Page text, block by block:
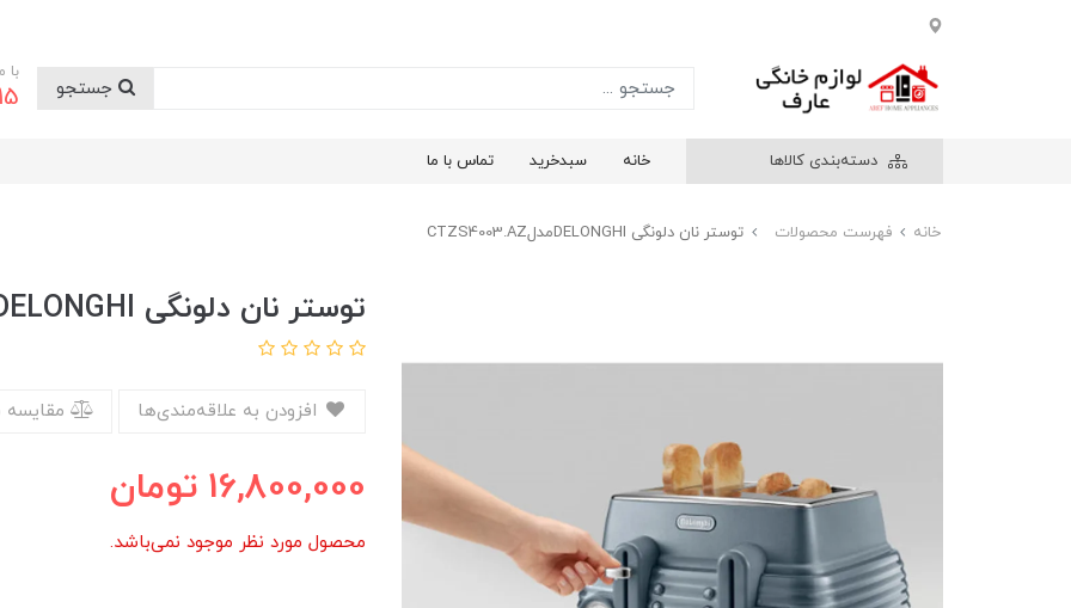
با
دسته‌بندی کالاها خانه سبدخرید تماس با ما
خانه فهرست محصولات توستر نان دلونگی DELONGHIمدلCTZS4003.AZ
توستر نان دلونگی DELONGHIمدلCTZS4003.AZ
16,800,000 تومان
محصول مورد نظر موجود نمی‌باشد.